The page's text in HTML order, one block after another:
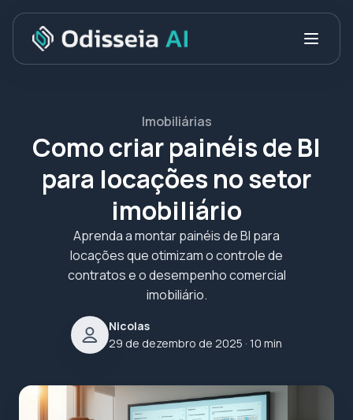
Imobiliárias
Como criar painéis de BI
para locações no setor
imobiliário
Aprenda a montar painéis de BI para
locações que otimizam o controle de
contratos e o desempenho comercial
imobiliário.
Nicolas
29 de dezembro de 2025 · 10 min